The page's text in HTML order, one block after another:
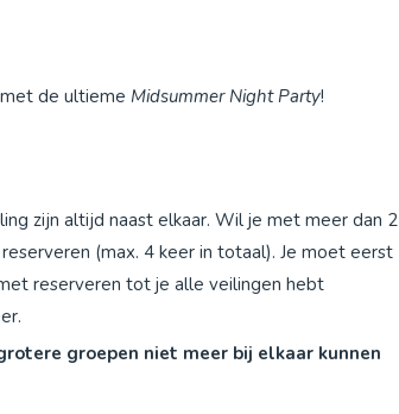
de ultieme Midsummer Night Party!
zijn altijd naast elkaar. Wil je met meer dan 2
(max. 4 keer in totaal). Je moet eerst
reserveren tot je alle veilingen hebt
groepen niet meer bij elkaar kunnen